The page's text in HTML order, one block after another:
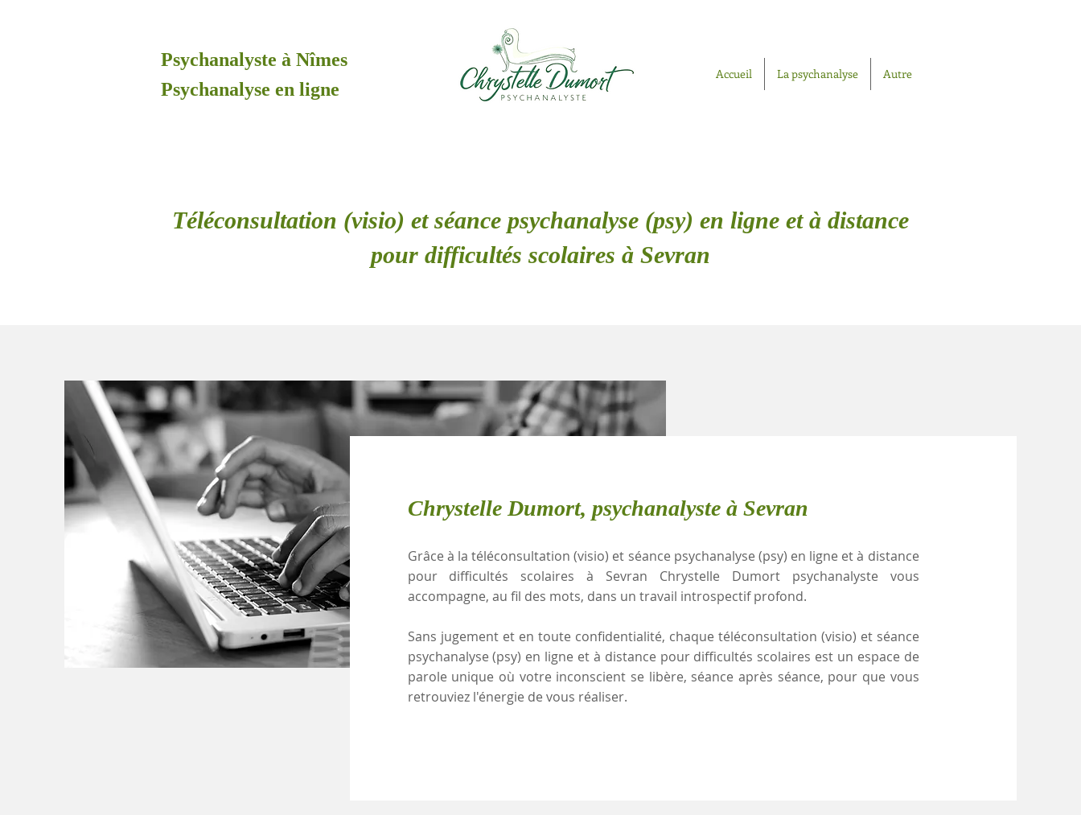
Psychanalyste à Nîmes
Psychanalyse en ligne
Accueil La psychanalyse Autre
Téléconsultation (visio) et séance psychanalyse (psy) en ligne et à distance
pour difficultés scolaires à Sevran
Chrystelle Dumort, psychanalyste à Sevran
Grâce à la téléconsultation (visio) et séance psychanalyse (psy) en ligne et à distance
pour difficultés scolaires à Sevran Chrystelle Dumort psychanalyste vous
accompagne, au fil des mots, dans un travail introspectif profond.
Sans jugement et en toute confidentialité, chaque téléconsultation (visio) et séance
psychanalyse (psy) en ligne et à distance pour difficultés scolaires est un espace de
parole unique où votre inconscient se libère, séance après séance, pour que vous
retrouviez l'énergie de vous réaliser.